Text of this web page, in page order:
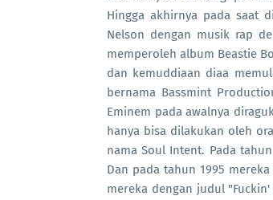
Hingga akhirnya pada saat
Nelson dengan musik rap
memperoleh album Beastie
dan kemuddiaan diaa
bernama Bassmint
Eminem pada awalnya
hanya bisa dilakukan oleh
nama Soul Intent. Pada
Dan pada tahun 1995
mereka dengan judul